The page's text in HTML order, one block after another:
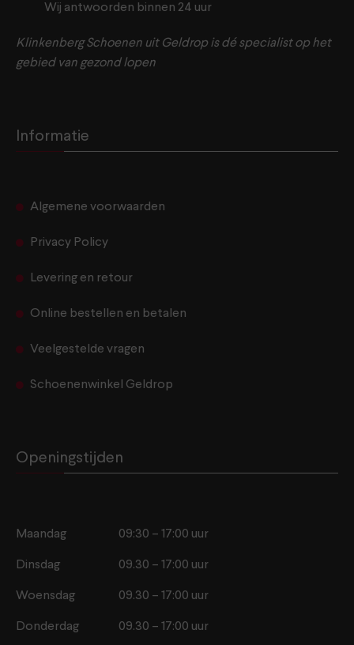
Wij antwoorden binnen 24 uur
Klinkenberg Schoenen uit Geldrop is dé specialist op het
gebied van gezond lopen
Informatie
Algemene voorwaarden
Privacy Policy
Levering en retour
Online bestellen en betalen
Veelgestelde vragen
Schoenenwinkel Geldrop
Openingstijden
Maandag 09:30 – 17:00 uur
Dinsdag 09.30 – 17:00 uur
Woensdag 09.30 – 17:00 uur
Donderdag 09.30 – 17:00 uur